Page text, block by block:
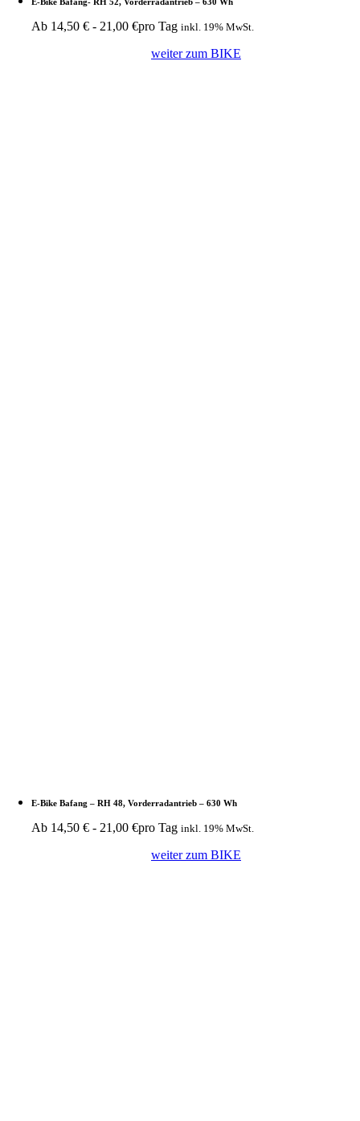
Ab 14,50€ - 21,00€pro Tag inkl. 19% MwSt.
weiter zum BIKE
E-Bike Bafang – RH 48, Vorderradantrieb – 630 Wh
Ab 14,50€ - 21,00€pro Tag inkl. 19% MwSt.
weiter zum BIKE